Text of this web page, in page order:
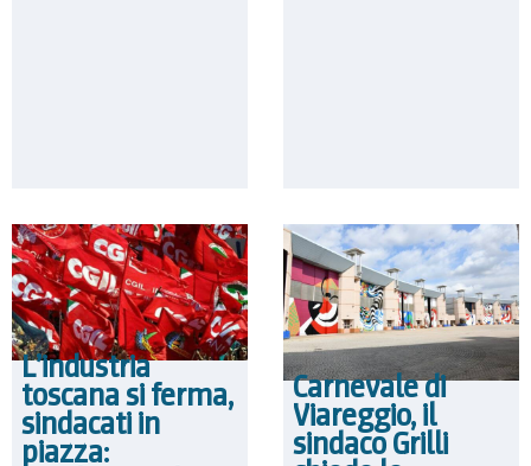
L’industria
toscana si ferma,
sindacati in
piazza:
Carnevale di
Viareggio, il
sindaco Grilli